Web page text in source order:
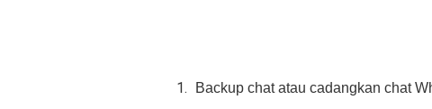
Backup chat atau cadangkan chat